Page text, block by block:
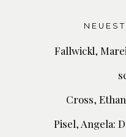
Fallwickl,
Cross,
Pisel, Angela: